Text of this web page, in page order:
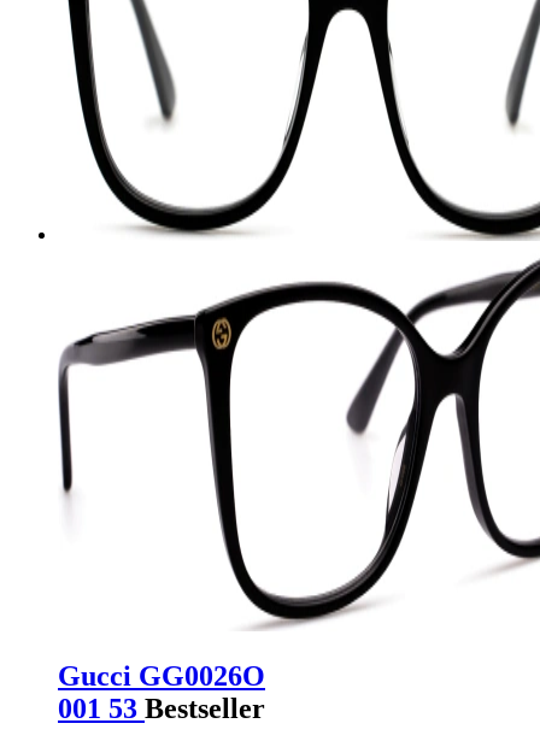
Gucci GG0026O
001 53 Bestseller